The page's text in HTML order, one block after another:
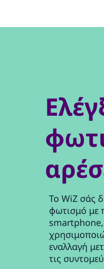
Το WiZ σάς
φωτισμό με
smartphone,
εναλλαγή
τις